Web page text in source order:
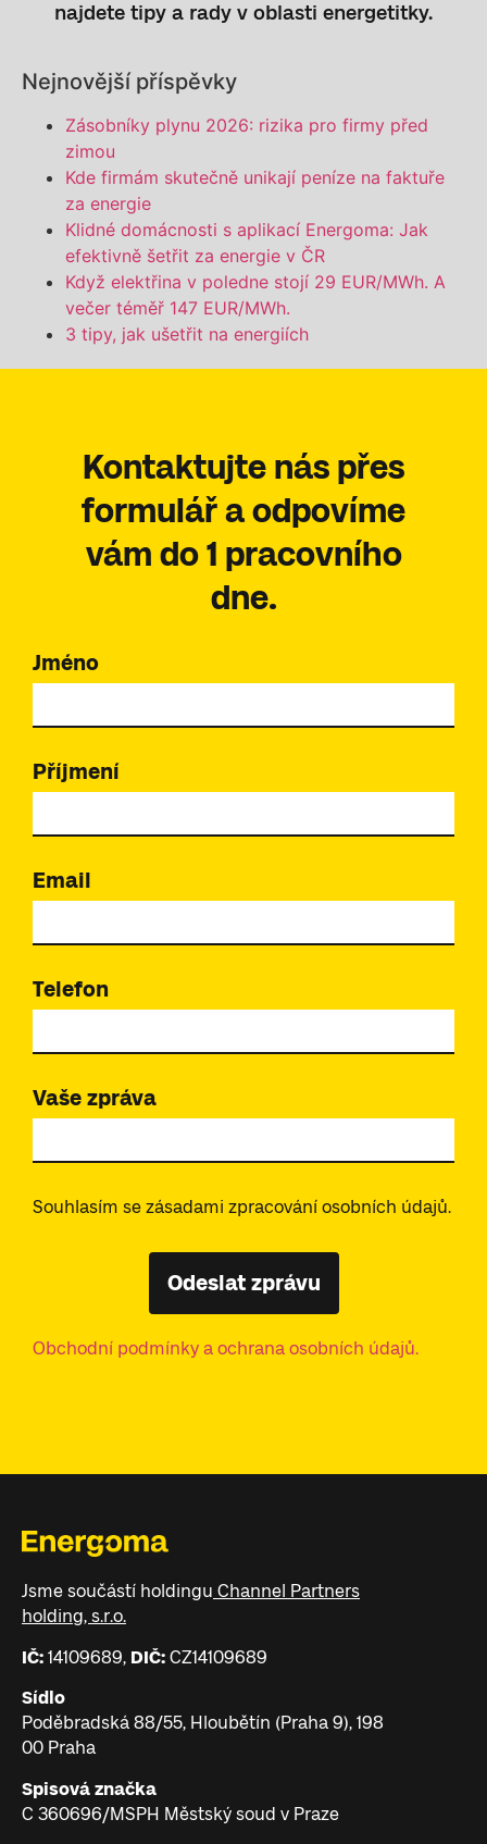
najdete tipy a rady v oblasti energetitky.
Nejnovější příspěvky
Zásobníky plynu 2026: rizika pro firmy před
zimou
Kde firmám skutečně unikají peníze na faktuře
za energie
Klidné domácnosti s aplikací Energoma: Jak
efektivně šetřit za energie v ČR
Když elektřina v poledne stojí 29 EUR/MWh. A
večer téměř 147 EUR/MWh.
3 tipy, jak ušetřit na energiích
Kontaktujte nás přes
formulář a odpovíme
vám do 1 pracovního
dne.
Jméno
Příjmení
Email
Telefon
Vaše zpráva
Souhlasím se zásadami zpracování osobních údajů.
Odeslat zprávu
Obchodní podmínky a ochrana osobních údajů.
Jsme součástí holdingu Channel Partners
holding, s.r.o.
IČ: 14109689, DIČ: CZ14109689
Sídlo
Poděbradská 88/55, Hloubětín (Praha 9), 198
00 Praha
Spisová značka
C 360696/MSPH Městský soud v Praze